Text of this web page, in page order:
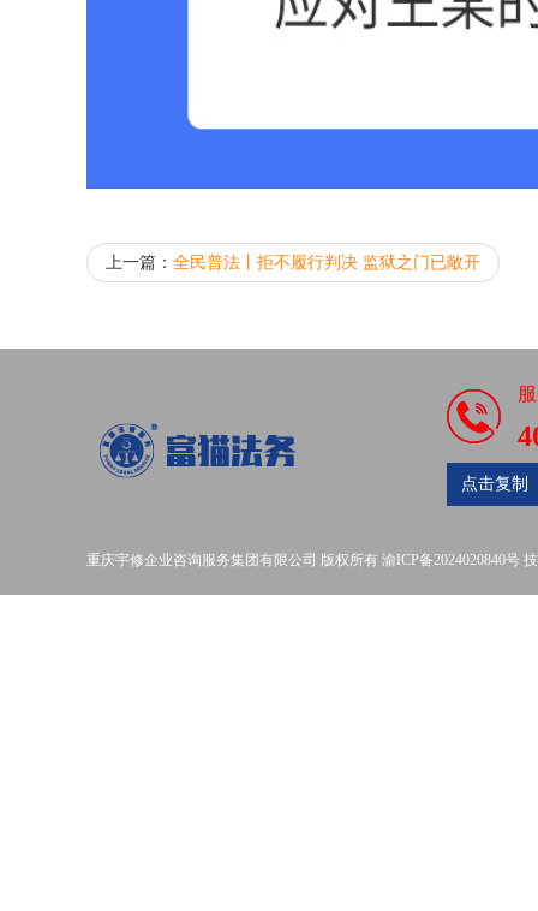
上一篇： 全民普法丨拒不履行判决 监狱之门已敞开
点击复制
重庆宇修企业咨询服务集团有限公司 版权所有 渝ICP备2024020840号